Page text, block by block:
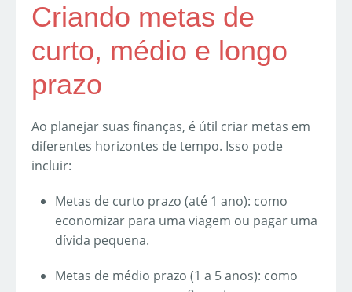
Criando metas de
curto, médio e longo
prazo
Ao planejar suas finanças, é útil criar metas em
diferentes horizontes de tempo. Isso pode
incluir:
Metas de curto prazo (até 1 ano): como
economizar para uma viagem ou pagar uma
dívida pequena.
Metas de médio prazo (1 a 5 anos): como